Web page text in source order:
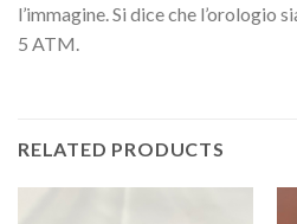
l’immagine. Si dice che l’orologio
5 ATM.
RELATED PRODUCTS